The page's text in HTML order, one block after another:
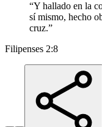
“Y hallado en la
sí mismo, hecho
cruz.”
Filipenses 2:8